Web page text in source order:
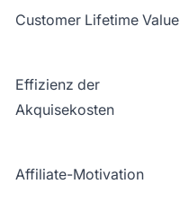
Customer Lifetime Value
Effizienz der
Akquisekosten
Affiliate-Motivation